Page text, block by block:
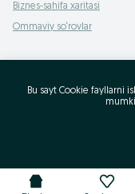
Biznes-sahifa xaritasi
Ommaviy so‘rovlar
Bu sayt Cookie fayllarni